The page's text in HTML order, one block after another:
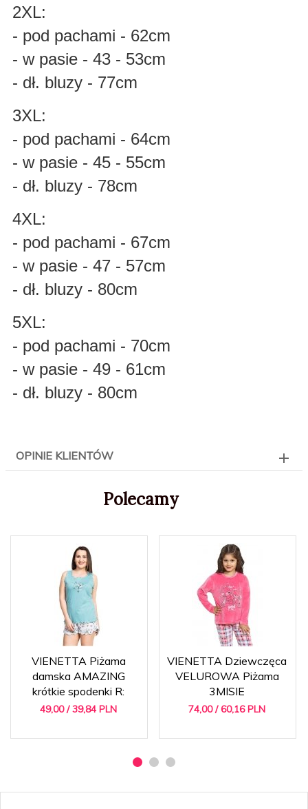
2XL:
- pod pachami - 62cm
- w pasie - 43 - 53cm
- dł. bluzy - 77cm
3XL:
- pod pachami - 64cm
- w pasie - 45 - 55cm
- dł. bluzy - 78cm
4XL:
- pod pachami - 67cm
- w pasie - 47 - 57cm
- dł. bluzy - 80cm
5XL:
- pod pachami - 70cm
- w pasie - 49 - 61cm
- dł. bluzy - 80cm
OPINIE KLIENTÓW
Polecamy
VIENETTA Piżama
damska AMAZING
krótkie spodenki R:
49,00 / 39,84 PLN
VIENETTA Dziewczęca
VELUROWA Piżama
3MISIE
74,00 / 60,16 PLN